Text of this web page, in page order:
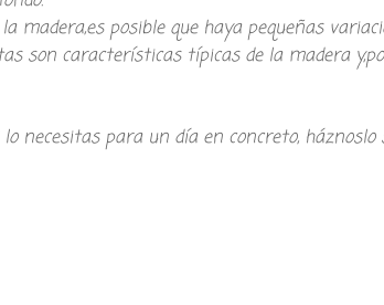
madera,es posible que haya pequeñas
son características típicas de la madera
necesitas para un día en concreto,